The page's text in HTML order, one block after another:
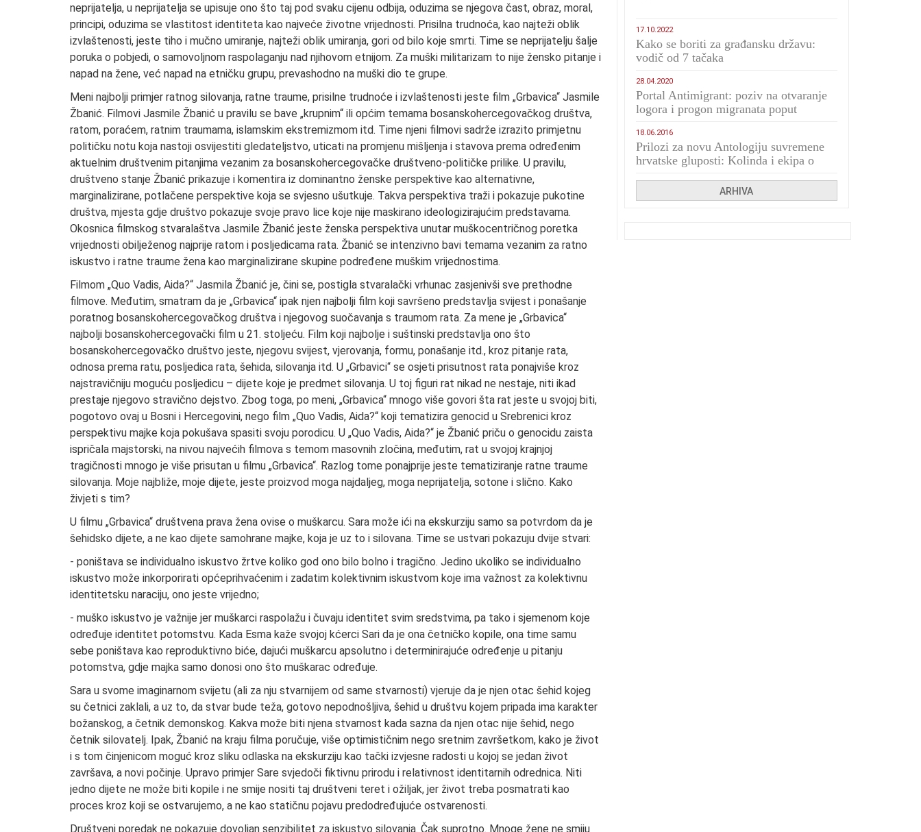
neprijatelja, u neprijatelja se upisuje ono što taj pod svaku cijenu odbija, oduzima se njegova čast, obraz, moral,
principi, oduzima se vlastitost identiteta kao najveće životne vrijednosti. Prisilna trudnoća, kao najteži oblik
izvlaštenosti, jeste tiho i mučno umiranje, najteži oblik umiranja, gori od bilo koje smrti. Time se neprijatelju šalje
poruka o pobjedi, o samovoljnom raspolaganju nad njihovom etnijom. Za muški militarizam to nije žensko pitanje i
napad na žene, već napad na etničku grupu, prevashodno na muški dio te grupe.
Meni najbolji primjer ratnog silovanja, ratne traume, prisilne trudnoće i izvlaštenosti jeste film „Grbavica“ Jasmile
Žbanić. Filmovi Jasmile Žbanić u pravilu se bave „krupnim“ ili općim temama bosanskohercegovačkog društva,
ratom, poraćem, ratnim traumama, islamskim ekstremizmom itd. Time njeni filmovi sadrže izrazito primjetnu
političku notu koja nastoji osvijestiti gledateljstvo, uticati na promjenu mišljenja i stavova prema određenim
aktuelnim društvenim pitanjima vezanim za bosanskohercegovačke društveno-političke prilike. U pravilu,
društveno stanje Žbanić prikazuje i komentira iz dominantno ženske perspektive kao alternativne,
marginalizirane, potlačene perspektive koja se svjesno ušutkuje. Takva perspektiva traži i pokazuje pukotine
društva, mjesta gdje društvo pokazuje svoje pravo lice koje nije maskirano ideologizirajućim predstavama.
Okosnica filmskog stvaralaštva Jasmile Žbanić jeste ženska perspektiva unutar muškocentričnog poretka
vrijednosti obilježenog najprije ratom i posljedicama rata. Žbanić se intenzivno bavi temama vezanim za ratno
iskustvo i ratne traume žena kao marginalizirane skupine podređene muškim vrijednostima.
Filmom „Quo Vadis, Aida?“ Jasmila Žbanić je, čini se, postigla stvaralački vrhunac zasjenivši sve prethodne
filmove. Međutim, smatram da je „Grbavica“ ipak njen najbolji film koji savršeno predstavlja svijest i ponašanje
poratnog bosanskohercegovačkog društva i njegovog suočavanja s traumom rata. Za mene je „Grbavica“
najbolji bosanskohercegovački film u 21. stoljeću. Film koji najbolje i suštinski predstavlja ono što
bosanskohercegovačko društvo jeste, njegovu svijest, vjerovanja, formu, ponašanje itd., kroz pitanje rata,
odnosa prema ratu, posljedica rata, šehida, silovanja itd. U „Grbavici“ se osjeti prisutnost rata ponajviše kroz
najstravičniju moguću posljedicu – dijete koje je predmet silovanja. U toj figuri rat nikad ne nestaje, niti ikad
prestaje njegovo stravično dejstvo. Zbog toga, po meni, „Grbavica“ mnogo više govori šta rat jeste u svojoj biti,
pogotovo ovaj u Bosni i Hercegovini, nego film „Quo Vadis, Aida?“ koji tematizira genocid u Srebrenici kroz
perspektivu majke koja pokušava spasiti svoju porodicu. U „Quo Vadis, Aida?“ je Žbanić priču o genocidu zaista
ispričala majstorski, na nivou najvećih filmova s temom masovnih zločina, međutim, rat u svojoj krajnjoj
tragičnosti mnogo je više prisutan u filmu „Grbavica“. Razlog tome ponajprije jeste tematiziranje ratne traume
silovanja. Moje najbliže, moje dijete, jeste proizvod moga najdaljeg, moga neprijatelja, sotone i slično. Kako
živjeti s tim?
U filmu „Grbavica“ društvena prava žena ovise o muškarcu. Sara može ići na ekskurziju samo sa potvrdom da je
šehidsko dijete, a ne kao dijete samohrane majke, koja je uz to i silovana. Time se ustvari pokazuju dvije stvari:
- poništava se individualno iskustvo žrtve koliko god ono bilo bolno i tragično. Jedino ukoliko se individualno
iskustvo može inkorporirati općeprihvaćenim i zadatim kolektivnim iskustvom koje ima važnost za kolektivnu
identitetsku naraciju, ono jeste vrijedno;
- muško iskustvo je važnije jer muškarci raspolažu i čuvaju identitet svim sredstvima, pa tako i sjemenom koje
određuje identitet potomstvu. Kada Esma kaže svojoj kćerci Sari da je ona četničko kopile, ona time samu
sebe poništava kao reproduktivno biće, dajući muškarcu apsolutno i determinirajuće određenje u pitanju
potomstva, gdje majka samo donosi ono što muškarac određuje.
Sara u svome imaginarnom svijetu (ali za nju stvarnijem od same stvarnosti) vjeruje da je njen otac šehid kojeg
su četnici zaklali, a uz to, da stvar bude teža, gotovo nepodnošljiva, šehid u društvu kojem pripada ima karakter
božanskog, a četnik demonskog. Kakva može biti njena stvarnost kada sazna da njen otac nije šehid, nego
četnik silovatelj. Ipak, Žbanić na kraju filma poručuje, više optimističnim nego sretnim završetkom, kako je život
i s tom činjenicom moguć kroz sliku odlaska na ekskurziju kao tački izvjesne radosti u kojoj se jedan život
završava, a novi počinje. Upravo primjer Sare svjedoči fiktivnu prirodu i relativnost identitarnih odrednica. Niti
jedno dijete ne može biti kopile i ne smije nositi taj društveni teret i ožiljak, jer život treba posmatrati kao
proces kroz koji se ostvarujemo, a ne kao statičnu pojavu predodređujuće ostvarenosti.
Društveni poredak ne pokazuje dovoljan senzibilitet za iskustvo silovanja. Čak suprotno. Mnoge žene ne smiju
17.10.2022
Kako se boriti za građansku državu:
vodič od 7 tačaka
28.04.2020
Portal Antimigrant: poziv na otvaranje
logora i progon migranata poput
18.06.2016
Prilozi za novu Antologiju suvremene
hrvatske gluposti: Kolinda i ekipa o
ARHIVA